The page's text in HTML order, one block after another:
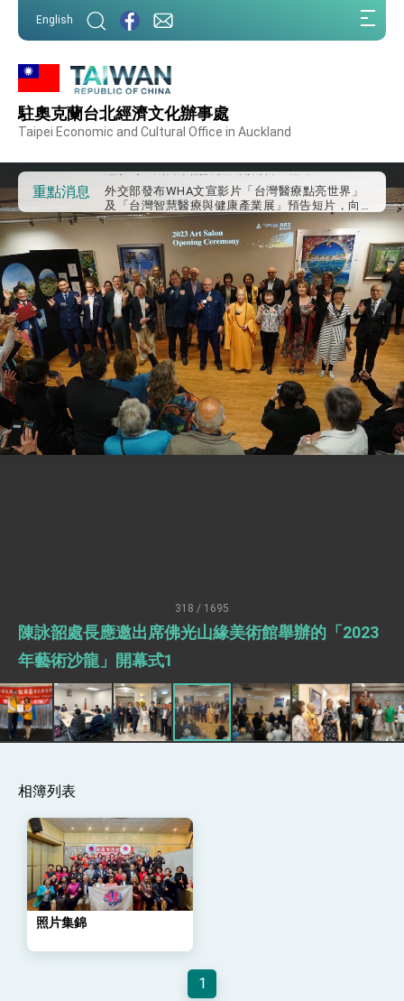
English
駐奧克蘭台北經濟文化辦事處
Taipei Economic and Cultural Office in Auckland
重點消息
外交部重要言論
我國政府將在美國亞利桑納州設立「駐鳳凰城辦
事處」，進一步深化台美交流合作
經驗為亞太醫療照護發展開創新里程碑
外交部發布WHA文宣影片「台灣醫療點亮世界」
及「台灣智慧醫療與健康產業展」預告短片，向
世界展現台灣守護全球健康的創新能量
總統出訪史瓦帝尼返國談話 強調臺灣人有權利
走向世界 盼與理念相近國家共同維護國際秩序
堅定走向世界 賴總統抵達史瓦帝尼王國進行國是
訪問
總統與五院院長新春茶敘 盼化分歧為團結、為
國家邁出合作第一步
總統農曆春節談話
台美貿易協議完成簽署達成6大目標、創5大歷史
性突破 總統強調將以3大面向加速臺灣經濟轉型
升級 籲請立院全力支持並盡速通過
臺美簽署「對等貿易協定」確立對等關稅15%且不
疊加 我輸美2072項產品豁免對等關稅
總統接受「法新社」（AFP）專訪內容
外交部長林佳龍午宴歡迎美國聯邦參議員蓋耶哥
訪問團
外交部長林佳龍接見美國智庫「德國馬歇爾基金
會」訪問團一行，深化跨大西洋戰略夥伴關係
臺美經貿談判獲階段性成果 卓揆期勉爭取時間完
成「臺美對等貿易協定」簽署
卓揆：臺美關稅談判階段性結果有助臺灣取得有
利戰略地位 全力支持「臺美對等貿易協定」簽署
民調顯示多數國人滿意政府外交表現，高度支持
「總合外交」與台歐美日關係深化
總統以「韌性之島，希望之光」為題發表2026新
年談話
總統主持「守護民主台灣國安行動方案」記者
變局中 奮起的新臺灣 總統發表國慶演說
總統發表執政周年談話 盼面對未來挑戰 堅持
團結 迎風轉型 穩健前行
318 / 1695
陳詠韶處長應邀出席佛光山緣美術館舉辦的「2023
年藝術沙龍」開幕式1
相簿列表
照片集錦
1